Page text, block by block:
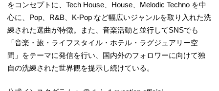
をコンセプトに、Tech House、House、Melodic Techno を中
心に、Pop、R&B、K-Pop など幅広いジャンルを取り入れた洗
練された選曲が特徴。また、音楽活動と並行してSNSでも
「音楽・旅・ライフスタイル・ホテル・ラグジュアリー空
間」をテーマに発信を行い、国内外のフォロワーに向けて独
自の洗練された世界観を提示し続けている。